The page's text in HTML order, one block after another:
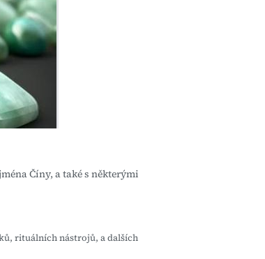
Číny, a také s některými
rituálních nástrojů, a dalších